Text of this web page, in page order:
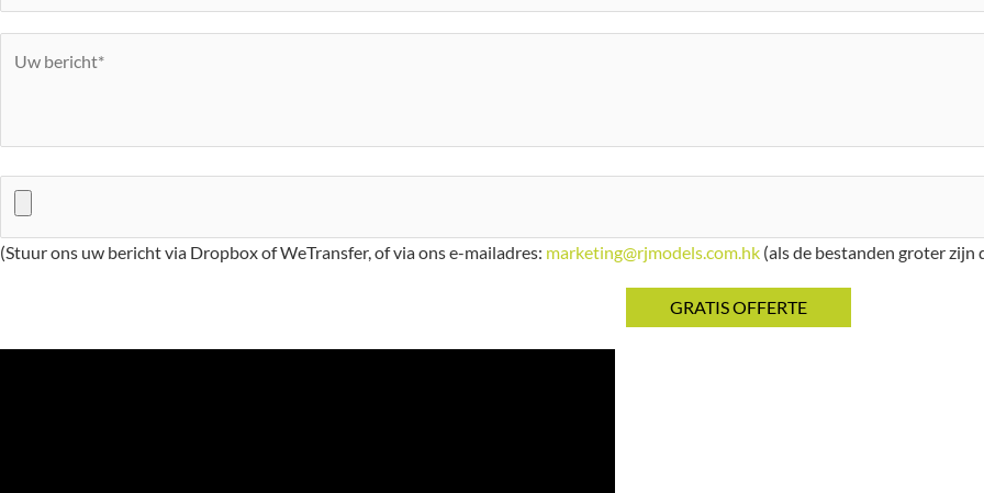
(Stuur ons uw bericht via Dropbox of WeTransfer, of via ons e-mailadres: marketing@rjmodels.com.hk (als de bestanden groter zijn